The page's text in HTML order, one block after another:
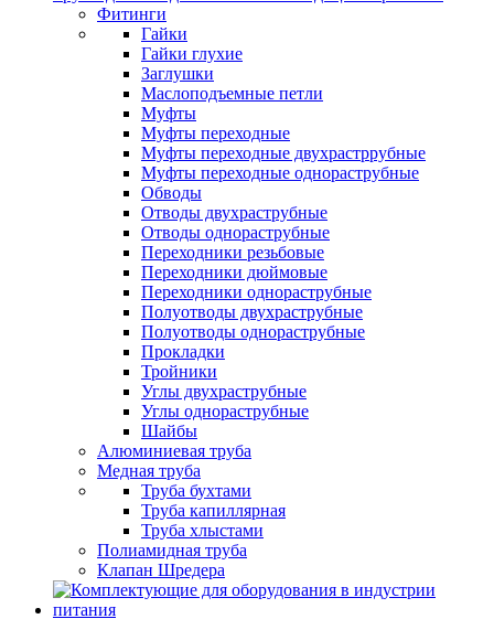
Фитинги
Гайки
Гайки глухие
Заглушки
Маслоподъемные петли
Муфты
Муфты переходные
Муфты переходные двухрастррубные
Муфты переходные однораструбные
Обводы
Отводы двухраструбные
Отводы однораструбные
Переходники резьбовые
Переходники дюймовые
Переходники однораструбные
Полуотводы двухраструбные
Полуотводы однораструбные
Прокладки
Тройники
Углы двухраструбные
Углы однораструбные
Шайбы
Алюминиевая труба
Медная труба
Труба бухтами
Труба капиллярная
Труба хлыстами
Полиамидная труба
Клапан Шредера